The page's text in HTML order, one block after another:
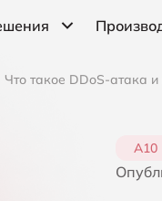
Что такое DDoS-атака
А10